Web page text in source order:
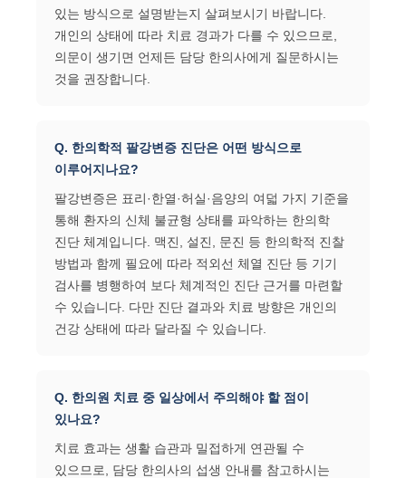
있는 방식으로 설명받는지 살펴보시기 바랍니다.
개인의 상태에 따라 치료 경과가 다를 수 있으므로,
의문이 생기면 언제든 담당 한의사에게 질문하시는
것을 권장합니다.
Q. 한의학적 팔강변증 진단은 어떤 방식으로
이루어지나요?
팔강변증은 표리·한열·허실·음양의 여덟 가지 기준을
통해 환자의 신체 불균형 상태를 파악하는 한의학
진단 체계입니다. 맥진, 설진, 문진 등 한의학적 진찰
방법과 함께 필요에 따라 적외선 체열 진단 등 기기
검사를 병행하여 보다 체계적인 진단 근거를 마련할
수 있습니다. 다만 진단 결과와 치료 방향은 개인의
건강 상태에 따라 달라질 수 있습니다.
Q. 한의원 치료 중 일상에서 주의해야 할 점이
있나요?
치료 효과는 생활 습관과 밀접하게 연관될 수
있으므로, 담당 한의사의 섭생 안내를 참고하시는